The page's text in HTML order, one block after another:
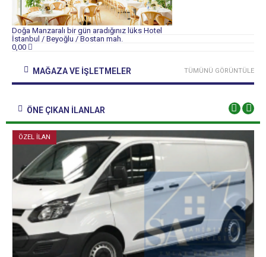
Doğa Manzaralı bir gün aradığınız lüks Hotel
İstanbul / Beyoğlu / Bostan mah.
0,00
MAĞAZA VE İŞLETMELER TÜMÜNÜ GÖRÜNTÜLE
ÖNE ÇIKAN İLANLAR
ÖZEL İLAN